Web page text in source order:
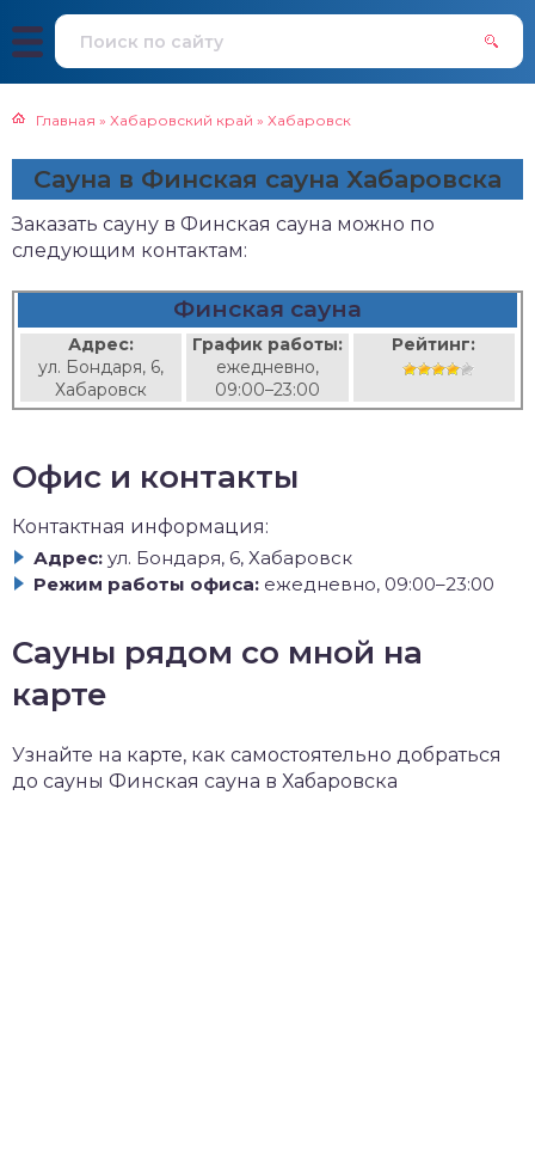
Главная » Хабаровский край » Хабаровск
Сауна в Финская сауна Хабаровска
Заказать сауну в Финская сауна можно по
следующим контактам:
Финская сауна
Адрес:
ул. Бондаря, 6,
Хабаровск
График работы:
ежедневно,
09:00–23:00
Рейтинг:
Офис и контакты
Контактная информация:
Адрес: ул. Бондаря, 6, Хабаровск
Режим работы офиса: ежедневно, 09:00–23:00
Сауны рядом со мной на
карте
Узнайте на карте, как самостоятельно добраться
до сауны Финская сауна в Хабаровска